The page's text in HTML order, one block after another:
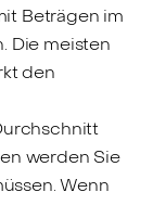
Beträgen im
Die meisten
den
werden Sie
Wenn